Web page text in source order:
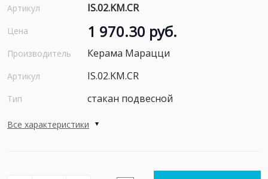
Артикул IS.02.KM.CR
Цена 1 970.30 руб.
Производитель Керама Марацци
Артикул IS.02.KM.CR
Тип стакан подвесной
Все характеристики